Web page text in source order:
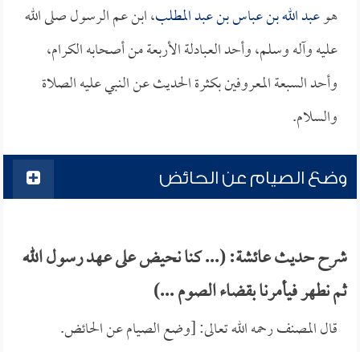
هوعبد الله بن عباس بن عبد المطلب، ابن عم الرسول صلى الله
عليه وآله وسلم، وأحد العبادلة الأربعة من أصحابه الكرام،
وأحد السبعة المعروفين بكثرة الحديث عن النبي عليه الصلاة
والسلام.
وضع الصيام عن الحائض
شرح حديث عائشة: (... كنا نحيض على عهد رسول الله
ثم نطهر فيأمرنا بقضاء الصوم ...)
قال المصنف رحمه الله تعالى: [وضع الصيام عن الحائض.